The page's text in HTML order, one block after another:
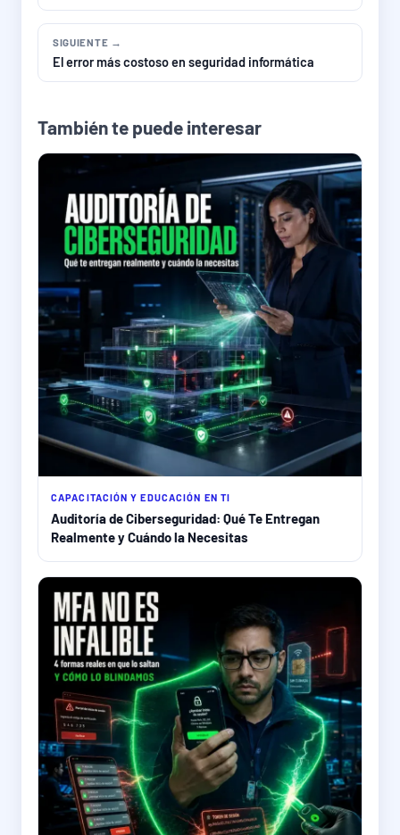
SIGUIENTE →
El error más costoso en seguridad informática
También te puede interesar
CAPACITACIÓN Y EDUCACIÓN EN TI
Auditoría de Ciberseguridad: Qué Te Entregan
Realmente y Cuándo la Necesitas